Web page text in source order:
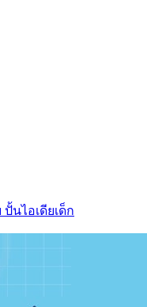
ปั้นไอเดียเด็ก